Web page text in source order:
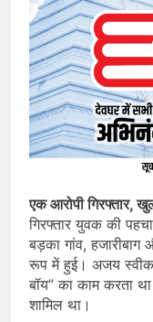
एक आरोपी गिरफ्तार,
गिरफ्तार युवक की
बड़का गांव, हजारीबाग
रूप में हुई। अजय
बॉय” का काम करता
शामिल था।